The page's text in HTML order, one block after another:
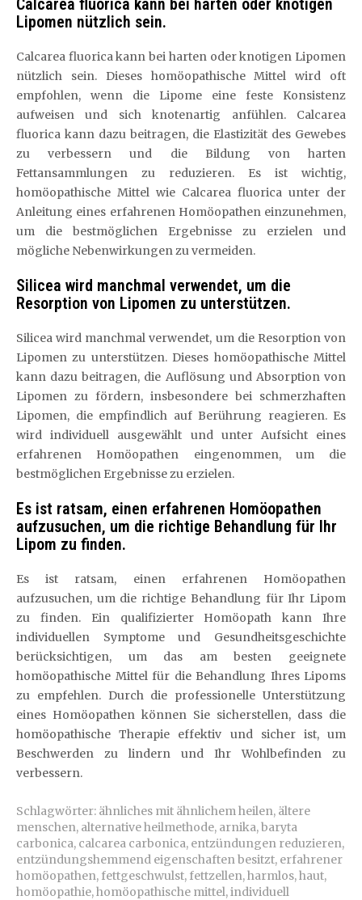
Calcarea fluorica kann bei harten oder knotigen
Lipomen nützlich sein.
Calcarea fluorica kann bei harten oder knotigen Lipomen
nützlich sein. Dieses homöopathische Mittel wird oft
empfohlen, wenn die Lipome eine feste Konsistenz
aufweisen und sich knotenartig anfühlen. Calcarea
fluorica kann dazu beitragen, die Elastizität des Gewebes
zu verbessern und die Bildung von harten
Fettansammlungen zu reduzieren. Es ist wichtig,
homöopathische Mittel wie Calcarea fluorica unter der
Anleitung eines erfahrenen Homöopathen einzunehmen,
um die bestmöglichen Ergebnisse zu erzielen und
mögliche Nebenwirkungen zu vermeiden.
Silicea wird manchmal verwendet, um die
Resorption von Lipomen zu unterstützen.
Silicea wird manchmal verwendet, um die Resorption von
Lipomen zu unterstützen. Dieses homöopathische Mittel
kann dazu beitragen, die Auflösung und Absorption von
Lipomen zu fördern, insbesondere bei schmerzhaften
Lipomen, die empfindlich auf Berührung reagieren. Es
wird individuell ausgewählt und unter Aufsicht eines
erfahrenen Homöopathen eingenommen, um die
bestmöglichen Ergebnisse zu erzielen.
Es ist ratsam, einen erfahrenen Homöopathen
aufzusuchen, um die richtige Behandlung für Ihr
Lipom zu finden.
Es ist ratsam, einen erfahrenen Homöopathen
aufzusuchen, um die richtige Behandlung für Ihr Lipom
zu finden. Ein qualifizierter Homöopath kann Ihre
individuellen Symptome und Gesundheitsgeschichte
berücksichtigen, um das am besten geeignete
homöopathische Mittel für die Behandlung Ihres Lipoms
zu empfehlen. Durch die professionelle Unterstützung
eines Homöopathen können Sie sicherstellen, dass die
homöopathische Therapie effektiv und sicher ist, um
Beschwerden zu lindern und Ihr Wohlbefinden zu
verbessern.
Schlagwörter: ähnliches mit ähnlichem heilen, ältere
menschen, alternative heilmethode, arnika,baryta
carbonica, calcarea carbonica, entzündungen reduzieren,
entzündungshemmend eigenschaften besitzt, erfahrener
homöopathen, fettgeschwulst, fettzellen,harmlos,haut,
homöopathie,homöopathische mittel,individuell